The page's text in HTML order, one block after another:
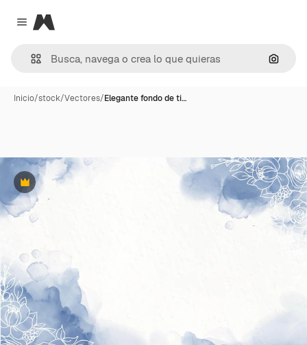
Close menu
Magnific
Inicio/stock/Vectores/Elegante fondo de ti…
Premium